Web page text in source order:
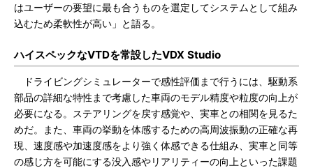
はユーザーの要望に最も合うものを選定してシステムとして組み
込むため柔軟性が高い」と語る。
ハイスペックなVTDを常設したVDX Studio
ドライビングシミュレーターで感性評価まで行うには、駆動系
部品の詳細な特性まで考慮した車両のモデル精度や粒度の向上が
必要になる。ステアリングを戻す感覚や、実車との相関を見るた
めだ。また、車両の挙動を体感するための高周波振動の正確な再
現、速度感や加速度感をより強く体感できる仕組み、実車と同等
の感じ方を可能にする没入感やリアリティーの向上といった課題